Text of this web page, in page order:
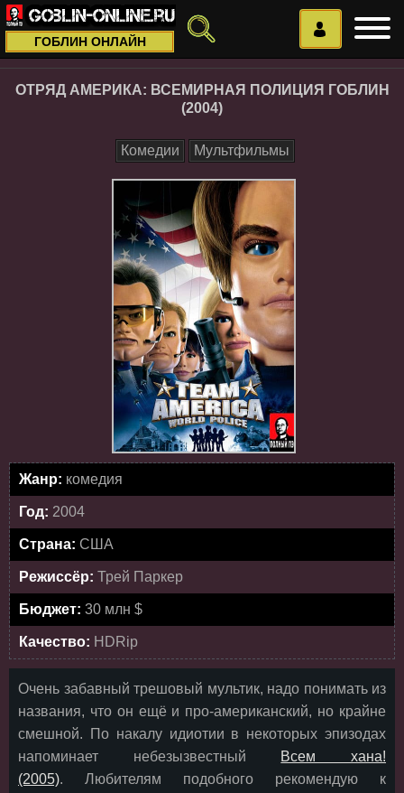
ГОБЛИН ОНЛАЙН
ОТРЯД АМЕРИКА: ВСЕМИРНАЯ ПОЛИЦИЯ ГОБЛИН
(2004)
Комедии Мультфильмы
Жанр: комедия
Год: 2004
Страна: США
Режиссёр: Трей Паркер
Бюджет: 30 млн $
Качество: HDRip
Очень забавный трешовый мультик, надо понимать из
названия, что он ещё и про-американский, но крайне
смешной. По накалу идиотии в некоторых эпизодах
напоминает небезызвестный Всем хана!
(2005). Любителям подобного рекомендую к